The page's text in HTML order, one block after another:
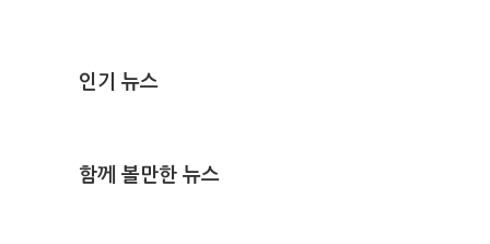
인기 뉴스
함께 볼만한 뉴스